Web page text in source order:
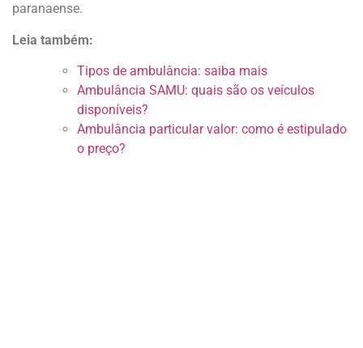
paranaense.
Leia também:
Tipos de ambulância: saiba mais
Ambulância SAMU: quais são os veículos
disponíveis?
Ambulância particular valor: como é estipulado
o preço?